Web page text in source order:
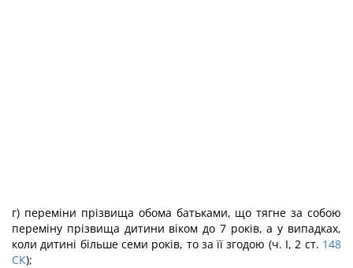
г) переміни прізвища обома батьками, що тягне за собою
переміну прізвища дитини віком до 7 років, а у випадках,
коли дитині більше семи років, то за її згодою (ч. І, 2 ст. 148
СК);